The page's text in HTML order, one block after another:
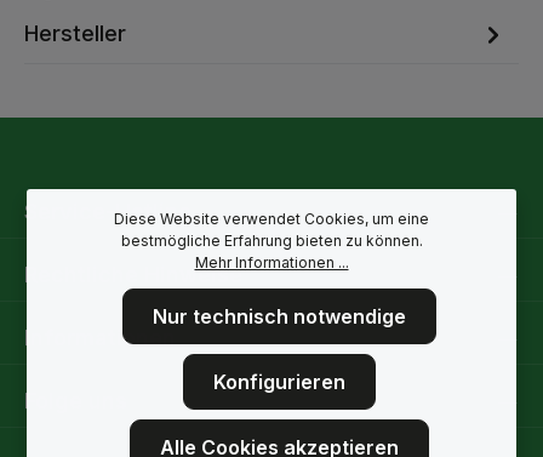
Hersteller
Service-Hotline
Rechtliche Hinweise
Informationen
Folge uns
Diese Website verwendet Cookies, um eine
bestmögliche Erfahrung bieten zu können.
Mehr Informationen ...
Nur technisch notwendige
Konfigurieren
Alle Cookies akzeptieren